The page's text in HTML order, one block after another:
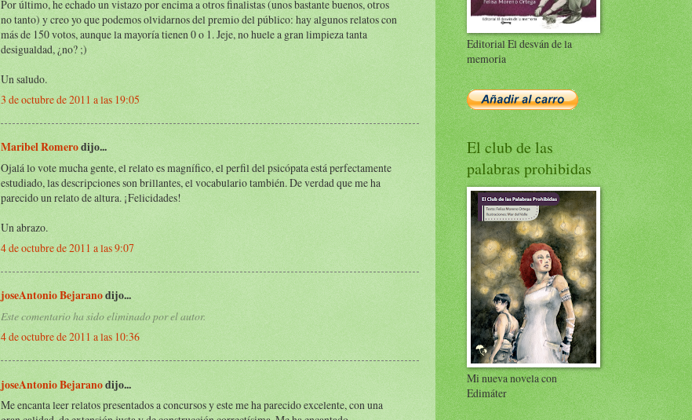
Por último, he echado un vistazo por encima a otros finalistas (unos bastante buenos, otros
no tanto) y creo yo que podemos olvidarnos del premio del público: hay algunos relatos con
más de 150 votos, aunque la mayoría tienen 0 o 1. Jeje, no huele a gran limpieza tanta
desigualdad, ¿no? ;)
Un saludo.
3 de octubre de 2011 a las 19:05
Maribel Romerodijo...
Ojalá lo vote mucha gente, el relato es magnífico, el perfil del psicópata está perfectamente
estudiado, las descripciones son brillantes, el vocabulario también. De verdad que me ha
parecido un relato de altura. ¡Felicidades!
Un abrazo.
4 de octubre de 2011 a las 9:07
joseAntonio Bejaranodijo...
Este comentario ha sido eliminado por el autor.
4 de octubre de 2011 a las 10:36
joseAntonio Bejaranodijo...
Me encanta leer relatos presentados a concursos y este me ha parecido excelente, con una
Editorial El desván de la
memoria
El club de las
palabras prohibidas
Mi nueva novela con
Edimáter